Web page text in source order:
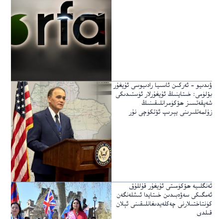
ۋىدىيو – ئەركىن ئاسىيا رادىيوسى ئۇيغۇر
بۆلۈمى: خىتاينىڭ ئۇيغۇرلار ئۈستىدىكى
شەپقەتسىز ھۆكۈمرانلىقىنىڭ
زۇلمەتلىرىنى يېرىپ ئۆتكۈچى نۇر
ئەنگلىيە ھۆكۈمىتى ئۇيغۇر قۇللۇق
ئەمگىكى سەۋەبىدىن خىتايدا ئىشلەنگەن
كۈنتاختىلارنى چەكلەيدىغانلىقىنى ئېلان
قىلدى